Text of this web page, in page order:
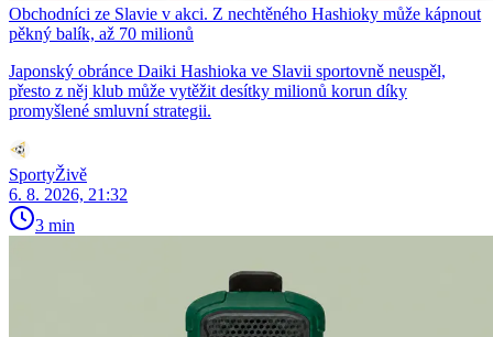
Obchodníci ze Slavie v akci. Z nechtěného Hashioky může kápnout
pěkný balík, až 70 milionů
Japonský obránce Daiki Hashioka ve Slavii sportovně neuspěl,
přesto z něj klub může vytěžit desítky milionů korun díky
promyšlené smluvní strategii.
SportyŽivě
6. 8. 2026, 21:32
3 min